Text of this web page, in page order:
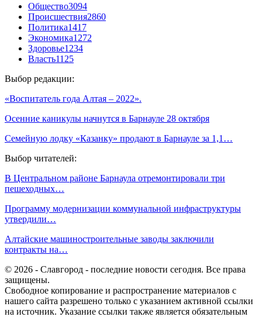
Общество3094
Происшествия2860
Политика1417
Экономика1272
Здоровье1234
Власть1125
Выбор редакции:
«Воспитатель года Алтая – 2022».
Осенние каникулы начнутся в Барнауле 28 октября
Семейную лодку «Казанку» продают в Барнауле за 1,1…
Выбор читателей:
В Центральном районе Барнаула отремонтировали три
пешеходных…
Программу модернизации коммунальной инфраструктуры
утвердили…
Алтайские машиностроительные заводы заключили
контракты на…
© 2026 - Славгород - последние новости сегодня. Все права
защищены.
Свободное копирование и распространение материалов с
нашего сайта разрешено только с указанием активной ссылки
на источник. Указание ссылки также является обязательным